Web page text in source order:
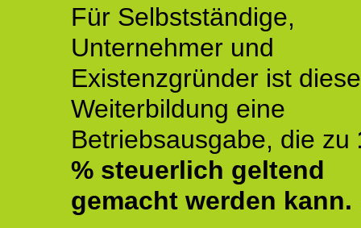
Für Selbstständige,
Unternehmer und
Existenzgründer ist diese
Weiterbildung eine
Betriebsausgabe, die zu
% steuerlich geltend
gemacht werden kann.